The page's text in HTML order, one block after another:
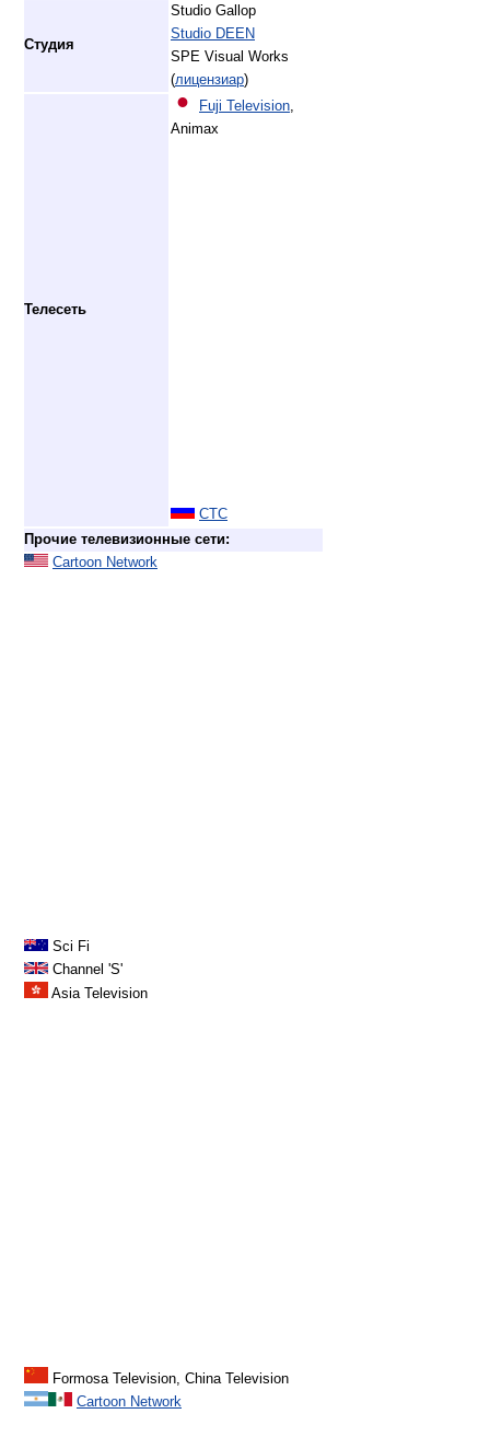
Студия
Studio Gallop
Studio DEEN
SPE Visual Works
(лицензиар)
Телесеть
Fuji Television,
Animax
СТС
Прочие телевизионные сети:
Cartoon Network
Sci Fi
Channel 'S'
Asia Television
Formosa Television, China Television
Cartoon Network